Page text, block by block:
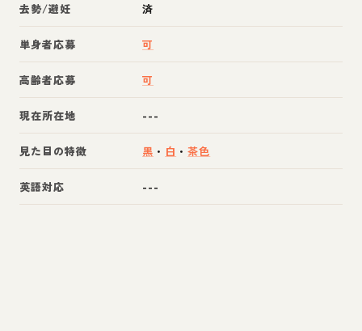
去勢/避妊 済
単身者応募 可
高齢者応募 可
現在所在地 ---
見た目の特徴 黒 ・ 白 ・茶色
英語対応 ---